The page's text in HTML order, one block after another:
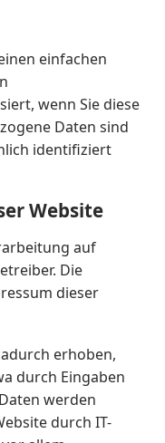
einfachen
wenn Sie diese
Daten sind
identifiziert
Website
auf
Die
dieser
erhoben,
durch Eingaben
werden
durch IT-